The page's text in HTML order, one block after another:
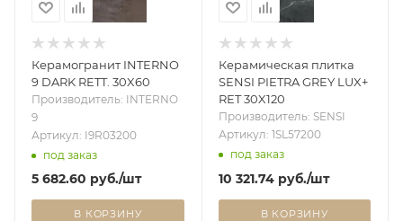
Керамогранит INTERNO
9 DARK RETT. 30X60
Производитель: INTERNO
9
Артикул: I9R03200
под заказ
5 682.60 руб./шт
В КОРЗИНУ
Керамическая плитка
SENSI PIETRA GREY LUX+
RET 30X120
Производитель: SENSI
Артикул: 1SL57200
под заказ
10 321.74руб./шт
В КОРЗИНУ